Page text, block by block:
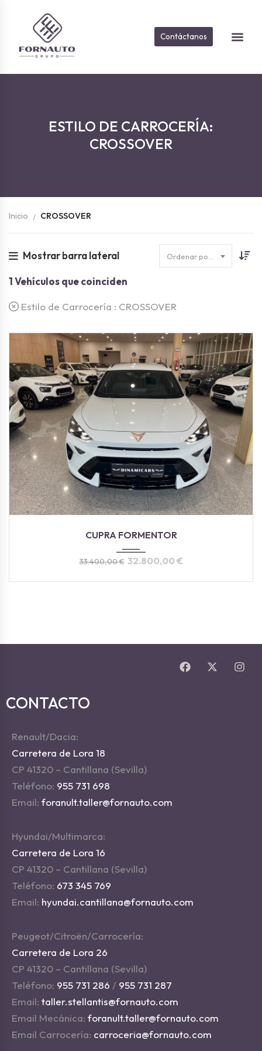
Contáctanos
ESTILO DE CARROCERÍA:
CROSSOVER
Inicio CROSSOVER
Mostrar barra lateral
1Vehículos que coinciden
Estilo de Carrocería : CROSSOVER
CUPRA FORMENTOR
33.400,00€ 32.800,00€
CONTACTO
Renault/Dacia:
Carretera de Lora 18
CP 41320 – Cantillana (Sevilla)
Teléfono: 955 731 698
Email: foranult.taller@fornauto.com
Hyundai/Multimarca:
Carretera de Lora 16
CP 41320 – Cantillana (Sevilla)
Teléfono: 673 345 769
Email: hyundai.cantillana@fornauto.com
Peugeot/Citroën/Carrocería:
Carretera de Lora 26
CP 41320 – Cantillana (Sevilla)
Teléfono: 955 731 286 / 955 731 287
Email: taller.stellantis@fornauto.com
Email Mecánica: foranult.taller@fornauto.com
Email Carrocería: carroceria@fornauto.com